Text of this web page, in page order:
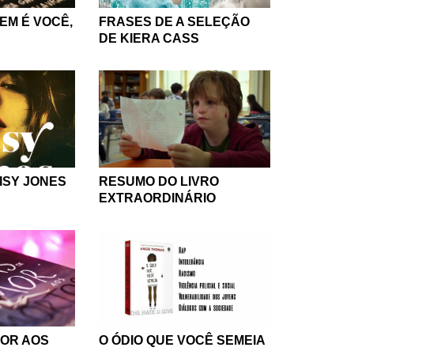
aqui. Embarque nessa leitura!
É VOCÊ,
FRASES DE A SELEÇÃO
DE KIERA CASS
JONES
RESUMO DO LIVRO
EXTRAORDINÁRIO
AOS
O ÓDIO QUE VOCÊ SEMEIA